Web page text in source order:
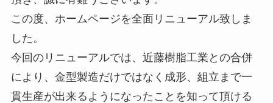
この度、ホームページを全面リニューアル致しま
した。
今回のリニューアルでは、近藤樹脂工業との合併
により、金型製造だけではなく成形、組立まで一
貫生産が出来るようになったことを知って頂ける